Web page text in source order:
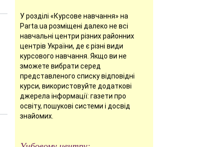
У розділі «Курсове навчання» на
Parta.ua розміщені далеко не всі
навчальні центри різних районних
центрів України, де є різні види
курсового навчання. Якщо ви не
зможете вибрати серед
представленого списку відповідні
курси, використовуйте додаткові
джерела інформації: газети про
освіту, пошукові системи і досвід
знайомих.